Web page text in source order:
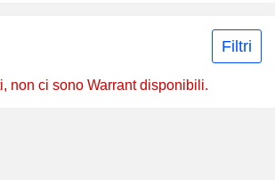
Filtri
non ci sono Warrant disponibili.